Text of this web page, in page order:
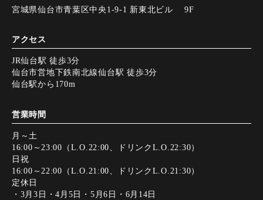
宮城県仙台市青葉区中央1-9-1 新東北ビル 9F
アクセス
JR仙台駅 徒歩3分
仙台市営地下鉄南北線仙台駅 徒歩3分
仙台駅から170m
営業時間
月～土
16:00～23:00（L.O.22:00、ドリンクL.O.22:30）
日祝
16:00～22:00（L.O.21:00、ドリンクL.O.21:30）
定休日
・3月3日・4月5日・5月6日・6月14日